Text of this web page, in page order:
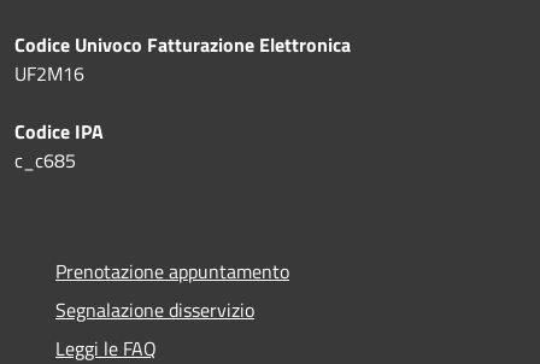
Codice Univoco Fatturazione Elettronica
UF2M16
Codice IPA
c_c685
Prenotazione appuntamento
Segnalazione disservizio
Leggi le FAQ